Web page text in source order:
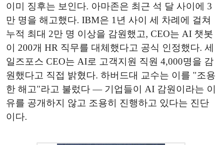
이미 징후는 보인다. 아마존은 최근 석 달 사이에 3
만 명을 해고했다. IBM은 1년 사이 세 차례에 걸쳐
누적 최대 2만 명 이상을 감원했고, CEO는 AI 챗봇
이 200개 HR 직무를 대체했다고 공식 인정했다. 세
일즈포스 CEO는 AI로 고객지원 직원 4,000명을 감
원했다고 직접 밝혔다. 하버드대 교수는 이를 "조용
한 해고"라고 불렀다 — 기업들이 AI 감원이라는 이
유를 공개하지 않고 조용히 진행하고 있다는 진단
이다.